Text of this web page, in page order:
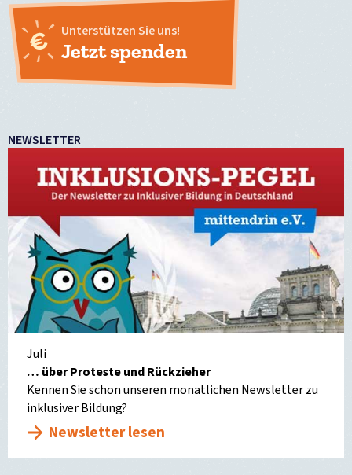
Unterstützen Sie uns!
Jetzt spenden
NEWSLETTER
Juli
… über Proteste und Rückzieher
Kennen Sie schon unseren monatlichen Newsletter zu
inklusiver Bildung?
Newsletter lesen